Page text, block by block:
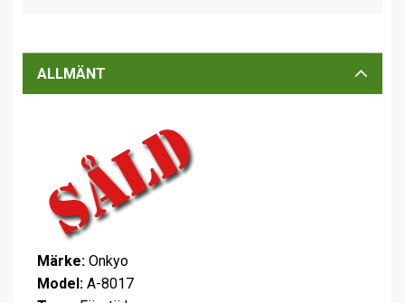
ALLMÄNT
Märke: Onkyo
Model: A-8017